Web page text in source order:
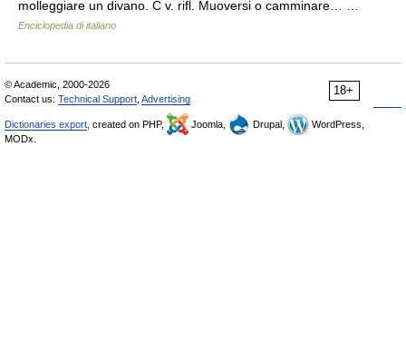
molleggiare un divano. C v. rifl. Muoversi o camminare… …
Enciclopedia di italiano
18+
© Academic, 2000-2026
Contact us: Technical Support Advertising
Dictionaries export , created on PHP, Joomla, Drupal,
WordPress,
MODx.